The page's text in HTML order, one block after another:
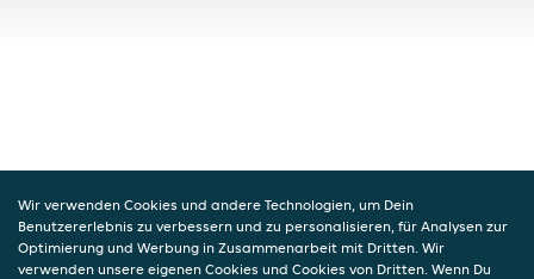
Wir verwenden Cookies und andere Technologien, um Dein
Benutzererlebnis zu verbessern und zu personalisieren, für Analysen zur
Optimierung und Werbung in Zusammenarbeit mit Dritten. Wir
verwenden unsere eigenen Cookies und Cookies von Dritten. Wenn Du